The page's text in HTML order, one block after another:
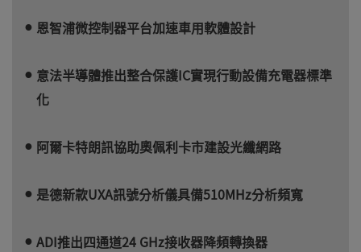
恩智浦微控制器平台加速車用軟體設計
意法半導體推出整合保護IC實現行動設備充電器標準
化
阿爾卡特朗訊協助奧佩利卡市建設光纖網路
是德新款UXA訊號分析儀具備510MHz分析頻寬
ADI推出四通道24 GHz接收器降頻轉換器